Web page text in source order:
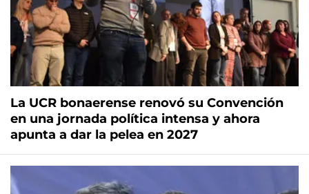
La UCR bonaerense renovó su Convención
en una jornada política intensa y ahora
apunta a dar la pelea en 2027